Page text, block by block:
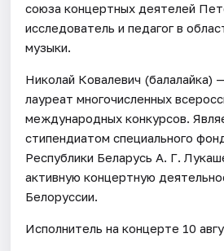
союза концертных деятелей
исследователь и педагог в
музыки.
Николай Ковалевич (балалайка)
лауреат многочисленных
международных конкурсов.
стипендиатом специального
Республики Беларусь А. Г.
активную концертную
Белоруссии.
Исполнитель на концерте 10